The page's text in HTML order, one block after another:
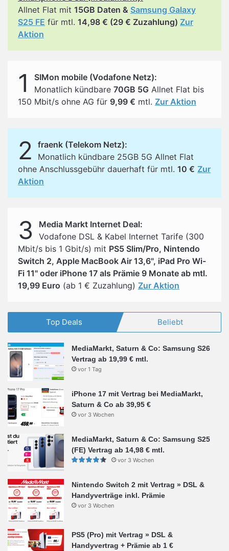
Allnet Flat mit 15GB Daten & Samsung Galaxy
S25 FE für mtl. 14,98 € (29 € Zuzahlung) Zur
Aktion
1
SIMon mobile (Vodafone Netz):
Monatlich kündbare 70GB 5G Allnet Flat bis
150 Mbit/s ohne AG für 9,99 € mtl. Zur Aktion
2
fraenk (Telekom Netz):
Monatlich kündbare 25GB 5G Allnet Flat
ohne Anschlussgebühr dauerhaft für mtl. 10 € Zur
Aktion
3
Media Markt Internet Deal:
Vodafone DSL & Kabel Internet Tarife (300
Mbit/s bis 1 Gbit/s) mit PS5 Slim/Pro, Nintendo
Switch 2, Apple MacBook Air 13,6", iPad Pro Wi-
Fi 11" oder iPhone 17 als Prämie 9 Monate ab mtl.
19,99 Euro (ab 1 € Zuzahlung) Zur Aktion
Top Deals Beliebt
MediaMarkt, Saturn & Co: Samsung S26
Vertrag ab 19,99 € mtl.
vor 1 Tag
iPhone 17 mit Vertrag bei MediaMarkt,
Saturn & Co ab 39,95 €
vor 3 Wochen
MediaMarkt, Saturn & Co: Samsung S25
(FE) Vertrag ab 14,98 € mtl.
vor 3 Wochen
Nintendo Switch 2 mit Vertrag » DSL &
Handyverträge inkl. Prämie
vor 3 Wochen
PS5 (Pro) mit Vertrag » DSL &
Handyvertrag + Prämie ab 1 €